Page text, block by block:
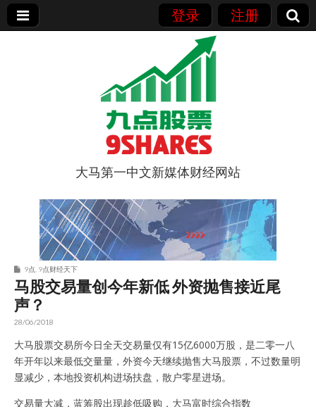
登录 注册
9点股票
大马第一中文新媒体财经网站
9点 9点财经天下
马股交易量创今年新低 外资抛售接近尾
声？
28/06/2018
大马股票交易所今日全天交易量仅有15亿6000万股，是二零一八
年开年以来最低交量量，外资今天继续抛售大马股票，不过数量明
显减少，本地投资机构进场扶盘，散户零星进场。
交易量大减，蓝筹股出现趁低吸购，大马富时综合指数